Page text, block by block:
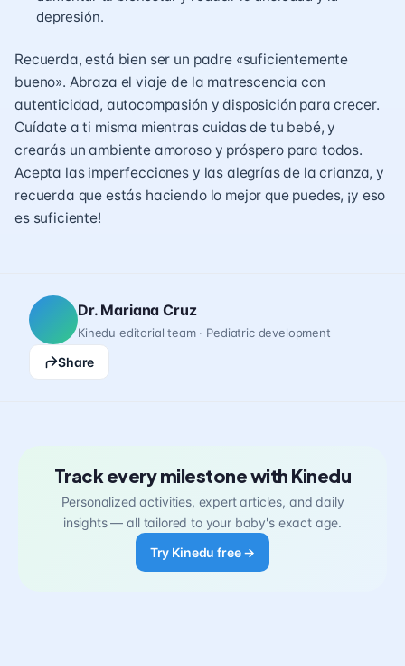
depresión.
Recuerda, está bien ser un padre «suficientemente
bueno». Abraza el viaje de la matrescencia con
autenticidad, autocompasión y disposición para crecer.
Cuídate a ti misma mientras cuidas de tu bebé, y
crearás un ambiente amoroso y próspero para todos.
Acepta las imperfecciones y las alegrías de la crianza, y
recuerda que estás haciendo lo mejor que puedes, ¡y eso
es suficiente!
Dr. Mariana Cruz
Kinedu editorial team · Pediatric development
Share
Track every milestone with Kinedu
Personalized activities, expert articles, and daily
insights — all tailored to your baby's exact age.
Try Kinedu free →